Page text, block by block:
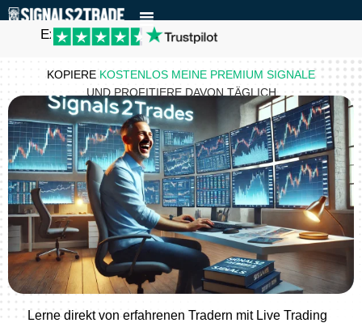
Excellent
KOPIERE KOSTENLOS MEINE PREMIUM SIGNALE
UND PROFITIERE DAVON TÄGLICH
Lerne direkt von erfahrenen Tradern mit Live Trading